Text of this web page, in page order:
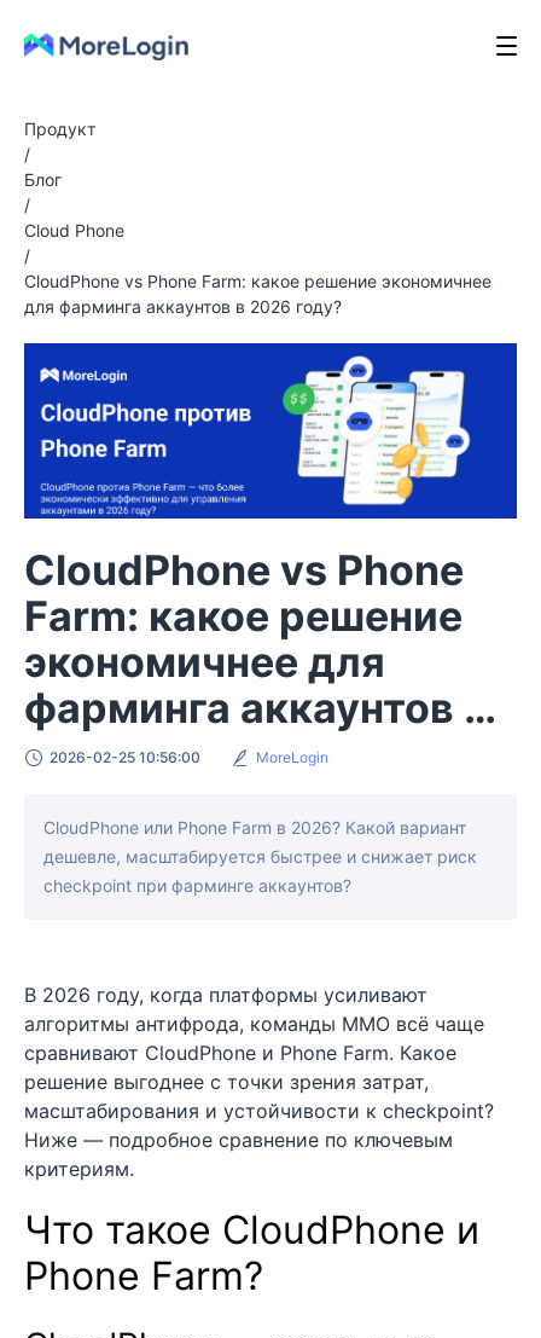
Продукт
/
Блог
/
Cloud Phone
/
CloudPhone vs Phone Farm: какое решение экономичнее
для фарминга аккаунтов в 2026 году?
CloudPhone vs Phone
Farm: какое решение
экономичнее для
фарминга аккаунтов в
2026 году?
2026-02-25 10:56:00 MoreLogin
CloudPhone или Phone Farm в 2026? Какой вариант
дешевле, масштабируется быстрее и снижает риск
checkpoint при фарминге аккаунтов?
В 2026 году, когда платформы усиливают
алгоритмы антифрода, команды MMO всё чаще
сравнивают CloudPhone и Phone Farm. Какое
решение выгоднее с точки зрения затрат,
масштабирования и устойчивости к checkpoint?
Ниже — подробное сравнение по ключевым
критериям.
Что такое CloudPhone и
Phone Farm?